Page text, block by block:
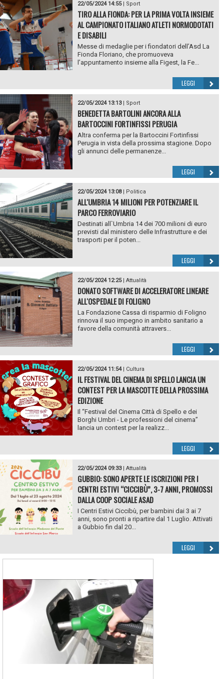
22/05/2024 14:55| Sport
TIRO ALLA FIONDA: PER LA PRIMA VOLTA INSIEME
AL CAMPIONATO ITALIANO ATLETI NORMODOTATI
E DISABILI
Messe di medaglie per i fiondatori dell’Asd La
Fionda Floriano, che promuoveva
l’appuntamento insieme alla Figest, la Fe...
LEGGI
22/05/2024 13:13| Sport
BENEDETTA BARTOLINI ANCORA ALLA
BARTOCCINI FORTINFISSI PERUGIA
Altra conferma per la Bartoccini Fortinfissi
Perugia in vista della prossima stagione. Dopo
gli annunci delle permanenze...
LEGGI
22/05/2024 13:08| Politica
ALL'UMBRIA 14 MILIONI PER POTENZIARE IL
PARCO FERROVIARIO
Destinati all`Umbria 14 dei 700 milioni di euro
previsti dal ministero delle Infrastrutture e dei
trasporti per il poten...
LEGGI
22/05/2024 12:25| Attualità
DONATO SOFTWARE DI ACCELERATORE LINEARE
ALL'OSPEDALE DI FOLIGNO
La Fondazione Cassa di risparmio di Foligno
rinnova il suo impegno in ambito sanitario a
favore della comunità attravers...
LEGGI
22/05/2024 11:54| Cultura
IL FESTIVAL DEL CINEMA DI SPELLO LANCIA UN
CONTEST PER LA MASCOTTE DELLA PROSSIMA
EDIZIONE
Il “Festival del Cinema Città di Spello e dei
Borghi Umbri - Le professioni del cinema”
lancia un contest per la realizz...
LEGGI
22/05/2024 09:33| Attualità
GUBBIO: SONO APERTE LE ISCRIZIONI PER I
CENTRI ESTIVI “CICCIBÙ”, 3-7 ANNI, PROMOSSI
DALLA COOP SOCIALE ASAD
I Centri Estivi Ciccibù, per bambini dai 3 ai 7
anni, sono pronti a ripartire dal 1 Luglio. Attivati
a Gubbio fin dal 20...
LEGGI